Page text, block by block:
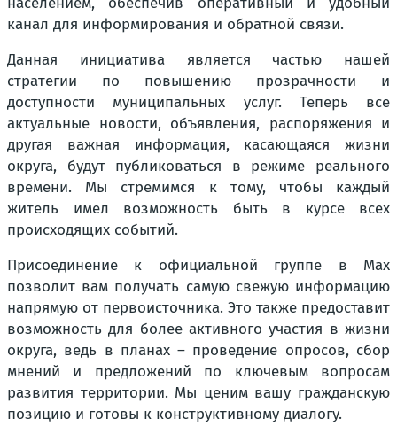
канал для информирования и обратной связи.
Данная инициатива является частью нашей
стратегии по повышению прозрачности и
доступности муниципальных услуг. Теперь все
актуальные новости, объявления, распоряжения и
другая важная информация, касающаяся жизни
округа, будут публиковаться в режиме реального
времени. Мы стремимся к тому, чтобы каждый
житель имел возможность быть в курсе всех
происходящих событий.
Присоединение к официальной группе в Max
позволит вам получать самую свежую информацию
напрямую от первоисточника. Это также предоставит
возможность для более активного участия в жизни
округа, ведь в планах – проведение опросов, сбор
мнений и предложений по ключевым вопросам
развития территории. Мы ценим вашу гражданскую
позицию и готовы к конструктивному диалогу.